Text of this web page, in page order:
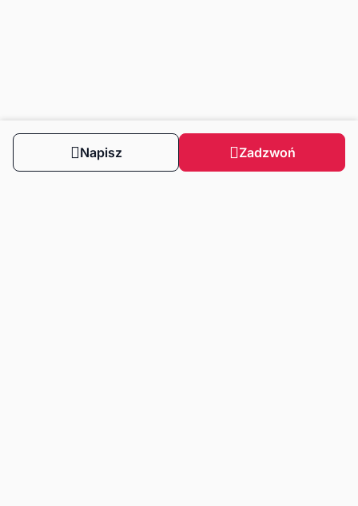
Zadzwoń
Napisz